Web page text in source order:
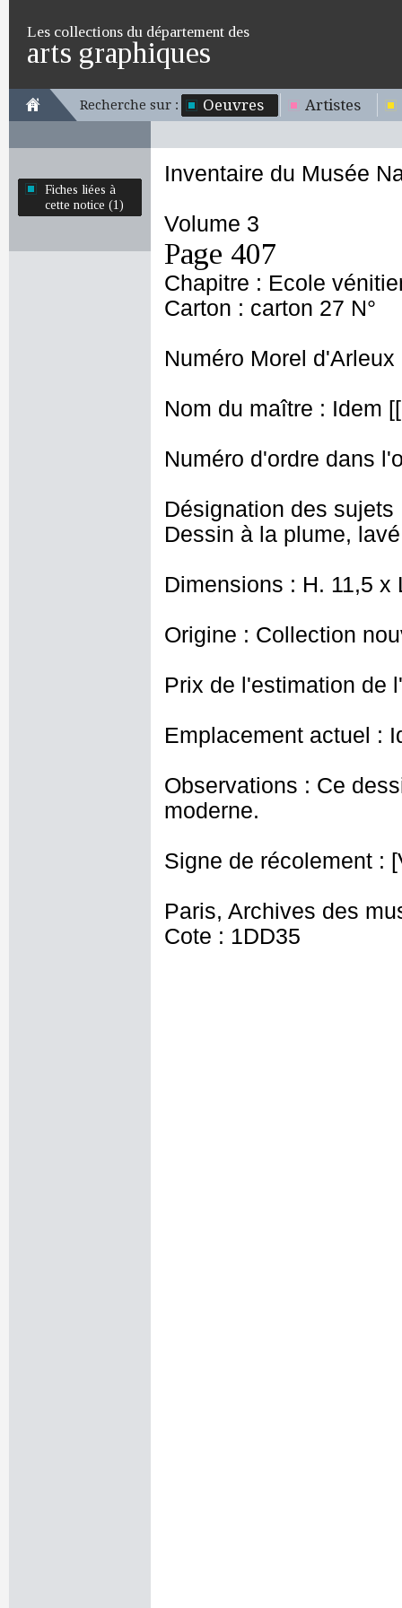
Les collections du département des
arts graphiques
Recherche sur : Oeuvres Artistes
Fiches liées à
cette notice (1)
Inventaire du Musée
Volume 3
Page 407
Chapitre : Ecole
Carton : carton 27 N°
Numéro Morel d'Arleux
Nom du maître : Idem
Numéro d'ordre dans
Désignation des
Dessin à la plume,
Dimensions : H. 11,5 x
Origine : Collection
Prix de l'estimation de
Emplacement actuel :
Observations : Ce
moderne.
Signe de récolement :
Paris, Archives des
Cote : 1DD35